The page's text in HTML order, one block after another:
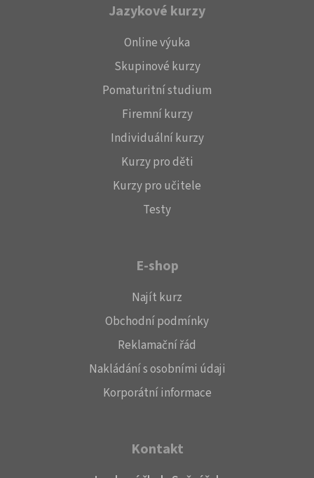
Jazykové kurzy
Online výuka
Skupinové kurzy
Pomaturitní studium
Firemní kurzy
Individuální kurzy
Kurzy pro děti
Kurzy pro učitele
Testy
E-shop
Najít kurz
Obchodní podmínky
Reklamační řád
Nakládání s osobními údaji
Korporátní informace
Kontakt